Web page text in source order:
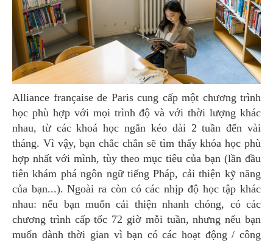
Alliance française de Paris cung cấp một chương trình
học phù hợp với mọi trình độ và với thời lượng khác
nhau, từ các khoá học ngắn kéo dài 2 tuần đến vài
tháng. Vì vậy, bạn chắc chắn sẽ tìm thấy khóa học phù
hợp nhất với mình, tùy theo mục tiêu của bạn (lần đầu
tiên khám phá ngôn ngữ tiếng Pháp, cải thiện kỹ năng
của bạn...). Ngoài ra còn có các nhịp độ học tập khác
nhau: nếu bạn muốn cải thiện nhanh chóng, có các
chương trình cấp tốc 72 giờ mỗi tuần, nhưng nếu bạn
muốn dành thời gian vì bạn có các hoạt động / công